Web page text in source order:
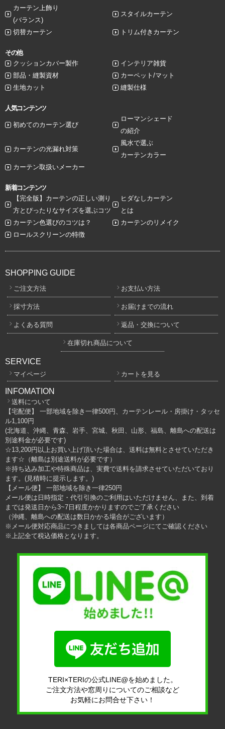
カーテン上飾り
(バランス)
スタイルカーテン
切替カーテン トリム付きカーテン
その他
クッションカバー製作
インテリア雑貨
部品・縫製資材
カーペット/マット
生地カット
縫製仕様
人気コンテンツ
初めてのカーテン選び
ローマンシェード
の紹介
カーテンの光漏れ対策
風水で選ぶ
カーテンカラー
カーテン取扱いメーカー
新着コンテンツ
【完全版】カーテンの正しい測り
方とぴったりなサイズを選ぶコツ
ヒダなしカーテン
とは
カーテン色選びのコツは？
カーテンのリメイク
ロールスクリーンの特徴
SHOPPING GUIDE
ご注文方法 お支払い方法
採寸方法 お届けまでの流れ
よくある質問 返品・交換について
在庫切れ商品について
SERVICE
マイページ カートを見る
INFOMATION
送料について
【宅配便】 一部地域を除き一律500円、カーテンレール・房掛け・タッセ
ル1,100円
(北海道、沖縄、青森、岩手、宮城、秋田、山形、福島、離島への配送は
別途料金が必要です)
☆13,200円以上お買い上げ頂いた場合は、送料は無料とさせていただき
ます☆（離島は別途送料が必要です）
※持ち込み加工や特殊商品は、実費で送料を請求させていただいており
ます。(見積時に提示します。)
【メール便】 一部地域を除き一律250円
メール便は日時指定・代引引換のご利用はいただけません、また、到着
までは発送日から3~7日程度かかりますのでご了承ください
（沖縄、離島への配送は数日かかる場合がございます）
※メール便対応商品につきましては各商品ページにてご確認ください
※上記全て税込価格となります。
TERI×TERIの公式LINE@を始めました。
ご注文方法や窓周りについてのご相談など
お気軽にお問合せ下さい！